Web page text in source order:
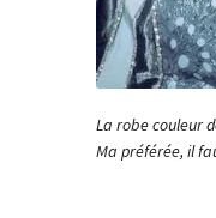
La robe couleur
Ma préférée, il